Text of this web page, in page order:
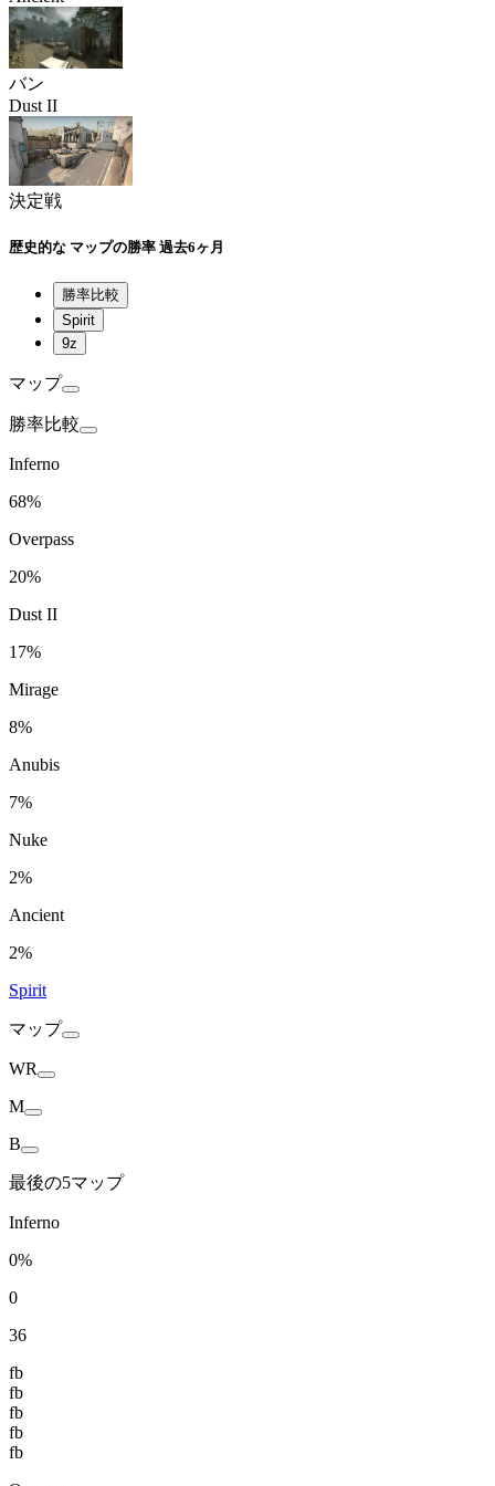
バン
Dust II
決定戦
歴史的な マップの勝率 過去6ヶ月
勝率比較
Spirit
9z
マップ
勝率比較
Inferno
68%
Overpass
20%
Dust II
17%
Mirage
8%
Anubis
7%
Nuke
2%
Ancient
2%
Spirit
マップ
WR
M
B
最後の5マップ
Inferno
0%
0
36
fb
fb
fb
fb
fb